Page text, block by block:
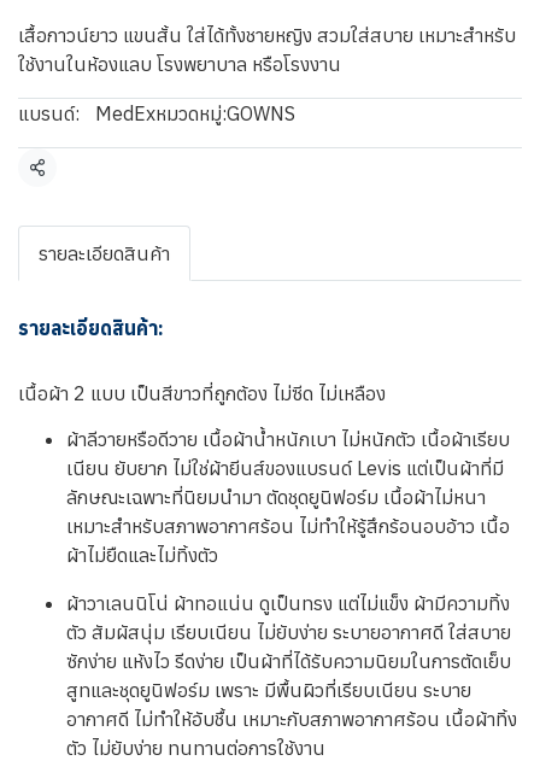
เสื้อกาวน์ยาว แขนสั้น ใส่ได้ทั้งชายหญิง สวมใส่สบาย เหมาะสำหรับ
ใช้งานในห้องแลบ โรงพยาบาล หรือโรงงาน
แบรนด์: MedExหมวดหมู่:GOWNS
แชร์
รายละเอียดสินค้า
รายละเอียดสินค้า:
เนื้อผ้า 2 แบบ เป็นสีขาวที่ถูกต้อง ไม่ซีด ไม่เหลือง
ผ้าลีวายหรือดีวาย เนื้อผ้าน้ำหนักเบา ไม่หนักตัว เนื้อผ้าเรียบ
เนียน ยับยาก ไม่ใช่ผ้ายีนส์ของแบรนด์ Levis แต่เป็นผ้าที่มี
ลักษณะเฉพาะที่นิยมนำมา ตัดชุดยูนิฟอร์ม เนื้อผ้าไม่หนา
เหมาะสำหรับสภาพอากาศร้อน ไม่ทำให้รู้สึกร้อนอบอ้าว เนื้อ
ผ้าไม่ยืดและไม่ทิ้งตัว
ผ้าวาเลนนิโน่ ผ้าทอแน่น ดูเป็นทรง แต่ไม่แข็ง ผ้ามีความทิ้ง
ตัว สัมผัสนุ่ม เรียบเนียน ไม่ยับง่าย ระบายอากาศดี ใส่สบาย
ซักง่าย แห้งไว รีดง่าย เป็นผ้าที่ได้รับความนิยมในการตัดเย็บ
สูทและชุดยูนิฟอร์ม เพราะ มีพื้นผิวที่เรียบเนียน ระบาย
อากาศดี ไม่ทำให้อับชื้น เหมาะกับสภาพอากาศร้อน เนื้อผ้าทิ้ง
ตัว ไม่ยับง่าย ทนทานต่อการใช้งาน